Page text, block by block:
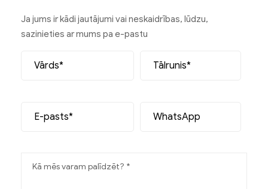
Ja jums ir kādi jautājumi vai neskaidrības, lūdzu,
sazinieties ar mums pa e-pastu